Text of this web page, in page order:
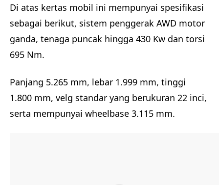
Di atas kertas mobil ini mempunyai spesifikasi
sebagai berikut, sistem penggerak AWD motor
ganda, tenaga puncak hingga 430 Kw dan torsi
695 Nm.
Panjang 5.265 mm, lebar 1.999 mm, tinggi
1.800 mm, velg standar yang berukuran 22 inci,
serta mempunyai wheelbase 3.115 mm.